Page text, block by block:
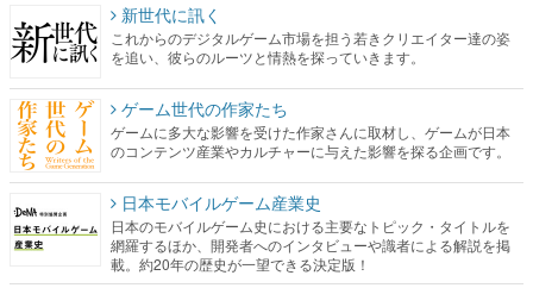
新世代に訊く
これからのデジタルゲーム市場を担う若きクリエイター達の姿
を追い、彼らのルーツと情熱を探っていきます。
ゲーム世代の作家たち
ゲームに多大な影響を受けた作家さんに取材し、ゲームが日本
のコンテンツ産業やカルチャーに与えた影響を探る企画です。
日本モバイルゲーム産業史
日本のモバイルゲーム史における主要なトピック・タイトルを
網羅するほか、開発者へのインタビューや識者による解説を掲
載。約20年の歴史が一望できる決定版！